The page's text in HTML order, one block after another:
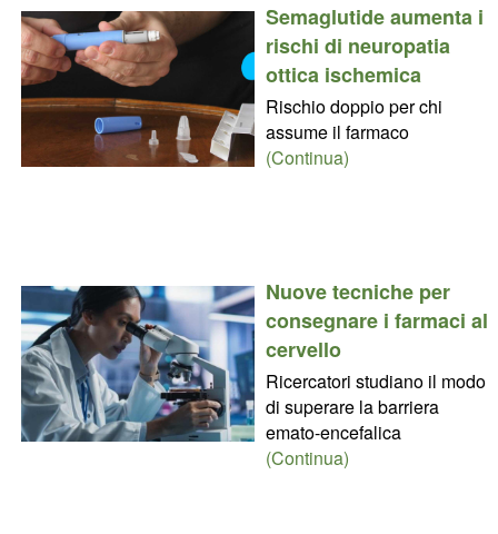
Semaglutide aumenta i
rischi di neuropatia
ottica ischemica
Rischio doppio per chi
assume il farmaco
(Continua)
Nuove tecniche per
consegnare i farmaci al
cervello
Ricercatori studiano il modo
di superare la barriera
emato-encefalica
(Continua)